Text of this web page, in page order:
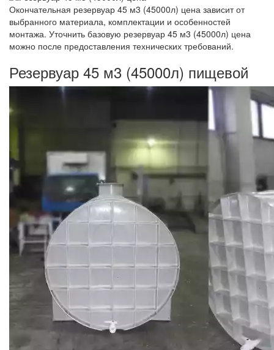
Окончательная резервуар 45 м3 (45000л) цена зависит от
выбранного материала, комплектации и особенностей
монтажа. Уточнить базовую резервуар 45 м3 (45000л) цена
можно после предоставления технических требований.
Резервуар 45 м3 (45000л) пищевой